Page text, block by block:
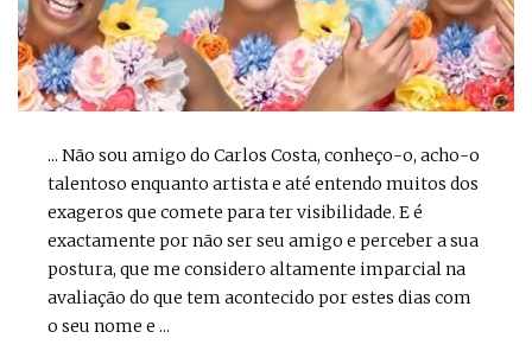
... Não sou amigo do Carlos Costa, conheço-o, acho-o
talentoso enquanto artista e até entendo muitos dos
exageros que comete para ter visibilidade. E é
exactamente por não ser seu amigo e perceber a sua
postura, que me considero altamente imparcial na
avaliação do que tem acontecido por estes dias com
o seu nome e ...